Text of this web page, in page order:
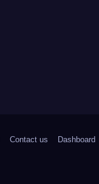
Contact us Dashboard